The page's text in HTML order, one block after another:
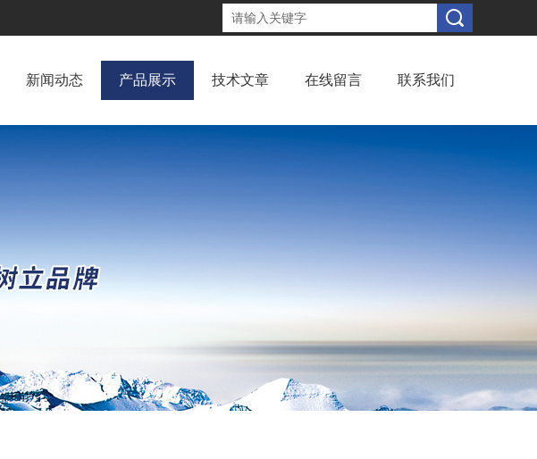
新闻动态 产品展示 技术文章 在线留言 联系我们